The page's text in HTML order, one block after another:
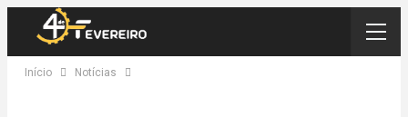
Início Notícias